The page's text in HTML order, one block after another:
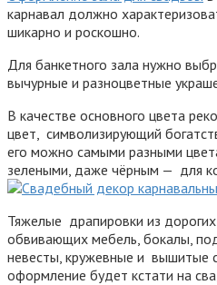
карнавал должно
шикарно и роскошно.
Для банкетного зала нужно
вычурные и разноцветные
В качестве основного цвета
цвет, символизирующий
его можно самыми разными
зелеными, даже чёрным — для
Тяжелые драпировки из дорогих
обвивающих мебель, бокалы,
невесты, кружевные и вышитые
оформление будет кстати на